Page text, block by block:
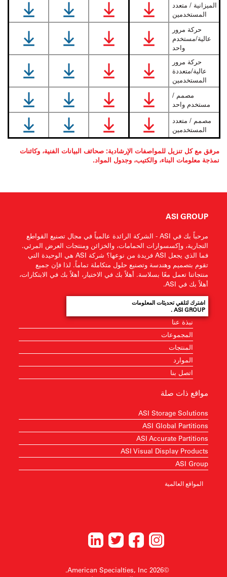
الميزانية / متعدد
المستخدمين
حركة مرور
عالية/مستخدم
واحد
حركة مرور
عالية/متعددة
المستخدمين
مصمم /
مستخدم واحد
مصمم / متعدد
المستخدمين
مرفق مع كل تنزيل للمواصفات الإرشادية: صحائف البيانات الفنية، وكائنات
نمذجة معلومات البناء، والكتيب، وجدول المواد.
ASI GROUP
مرحباً بك في ASI - الشركة الرائدة عالمياً في مجال تصنيع القواطع
التجارية، وإكسسوارات الحمامات، والخزائن ومنتجات العرض المرئي.
فما الذي يجعل ASI فريدة من نوعها؟ شركة ASI هي الوحيدة التي
تقوم بتصميم وهندسة وتصنيع حلول متكاملة تماماً. لذا فإن جميع
منتجاتنا تعمل معًا بسلاسة. أهلاً بك في الاختيار، أهلاً بك في الابتكارات،
أهلاً بك في ASI.
اشترك لتلقي تحديثات المعلومات
ASI GROUP .
نبذة عنا
المجموعات
المنتجات
الموارد
اتصل بنا
مواقع ذات صلة
ASI Storage Solutions
ASI Global Partitions
ASI Accurate Partitions
ASI Visual Display Products
ASI Group
المواقع العالمية
©2026 American Specialties, Inc.